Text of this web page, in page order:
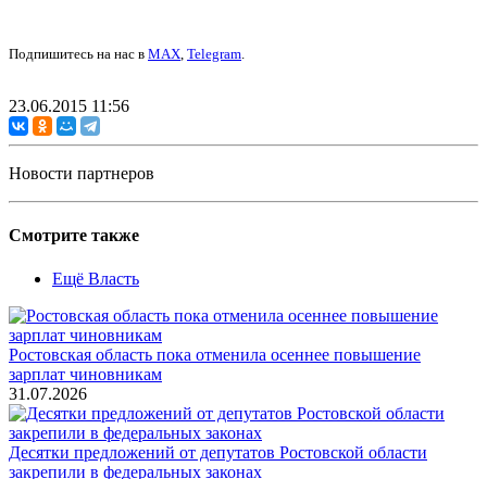
Подпишитесь на нас в MAX, Telegram.
23.06.2015 11:56
Новости партнеров
Смотрите также
Ещё Власть
Ростовская область пока отменила осеннее повышение
зарплат чиновникам
31.07.2026
Десятки предложений от депутатов Ростовской области
закрепили в федеральных законах